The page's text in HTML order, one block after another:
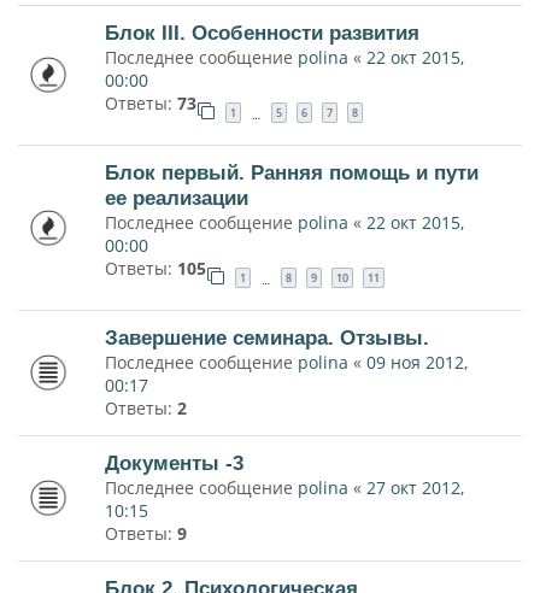
Блок III. Особенности развития
Последнее сообщение polina « 22 окт 2015,
00:00
Ответы: 73 1 … 5 6 7 8
Блок первый. Ранняя помощь и пути
ее реализации
Последнее сообщение polina « 22 окт 2015,
00:00
Ответы: 105 1 … 8 9 10 11
Завершение семинара. Отзывы.
Последнее сообщение polina « 09 ноя 2012,
00:17
Ответы: 2
Документы -3
Последнее сообщение polina « 27 окт 2012,
10:15
Ответы: 9
Блок 2. Психологическая